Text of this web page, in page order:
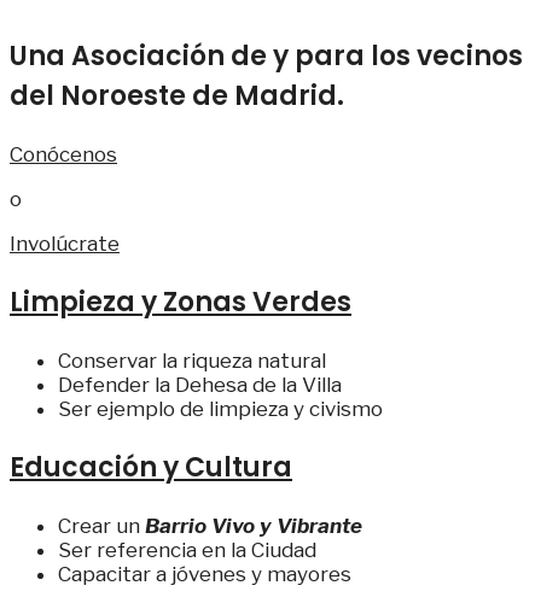
Una Asociación de y para los vecinos
del Noroeste de Madrid.
Conócenos
o
Involúcrate
Limpieza y Zonas Verdes
Conservar la riqueza natural
Defender la Dehesa de la Villa
Ser ejemplo de limpieza y civismo
Educación y Cultura
Crear un Barrio Vivo y Vibrante
Ser referencia en la Ciudad
Capacitar a jóvenes y mayores